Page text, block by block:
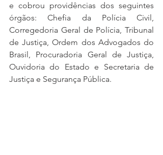
e cobrou providências dos seguintes
órgãos: Chefia da Polícia Civil,
Corregedoria Geral de Polícia, Tribunal
de Justiça, Ordem dos Advogados do
Brasil, Procuradoria Geral de Justiça,
Ouvidoria do Estado e Secretaria de
Justiça e Segurança Pública.